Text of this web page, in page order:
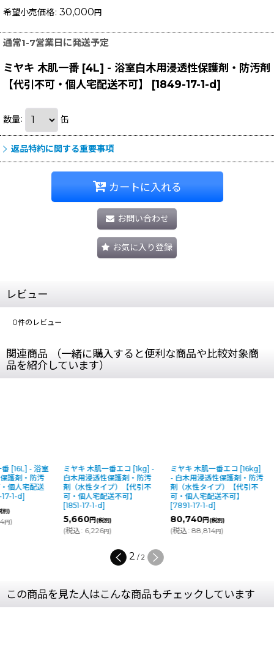
希望小売価格: 30,000 円
通常1-7営業日に発送予定
ミヤキ 木肌一番 [4L] - 浴室白木用浸透性保護剤・防汚剤
【代引不可・個人宅配送不可】
[1849-17-1-d]
数量: 缶
返品特約に関する重要事項
カートに入れる
お問い合わせ
お気に入り登録
レビュー
0件のレビュー
関連商品 （一緒に購入すると便利な商品や比較対象商
品を紹介しています）
木肌一番 [16L] - 浴室
浸透性保護剤・防汚
引不可・個人宅配送
[7481-17-1-d
102,014
ミヤキ 木肌一番エコ [1kg] -
白木用浸透性保護剤・防汚
剤（水性タイプ）【代引不
可・個人宅配送不可】
[1851-17-1-d
5,660
(税込: 6,226
ミヤキ 木肌一番エコ
- 白木用浸透性保護剤
剤（水性タイプ）【代
可・個人宅配送不可】
[7891-17-1-d
80,740
(税込: 88,814
1/ 2
この商品を見た人はこんな商品もチェックしています